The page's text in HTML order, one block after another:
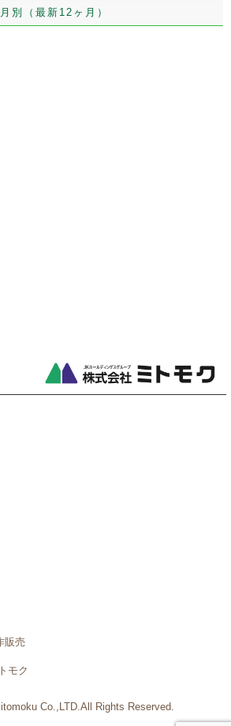
月別（最新12ヶ月）
販売
モク
Co.,LTD.All Rights Reserved.